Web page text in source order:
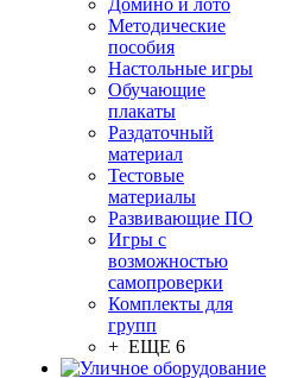
Домино и лото
Методические
пособия
Настольные игры
Обучающие
плакаты
Раздаточный
материал
Тестовые
материалы
Развивающие ПО
Игры с
возможностью
самопроверки
Комплекты для
групп
+ ЕЩЕ 6